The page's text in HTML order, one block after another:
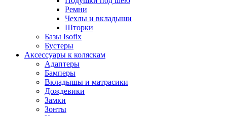
Ремни
Чехлы и вкладыши
Шторки
Базы Isofix
Бустеры
Аксессуары к коляскам
Адаптеры
Бамперы
Вкладышы и матрасики
Дождевики
Замки
Зонты